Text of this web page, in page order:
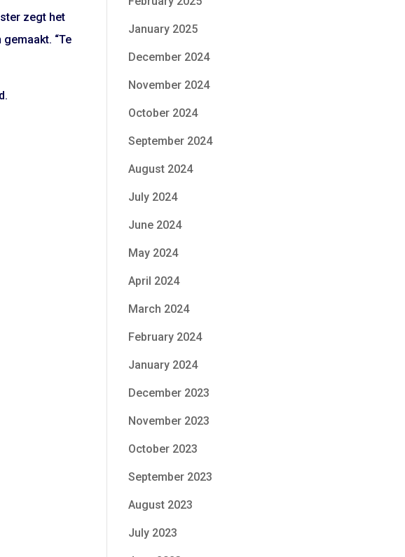
zegt het
“Te
January 2025
December 2024
November 2024
October 2024
September 2024
August 2024
July 2024
June 2024
May 2024
April 2024
March 2024
February 2024
January 2024
December 2023
November 2023
October 2023
September 2023
August 2023
July 2023